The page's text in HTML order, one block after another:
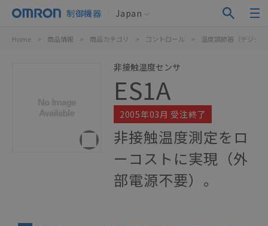
制御機器 Japan
Home > 商品情報 > 商品カテゴリ > コントロール > 温度調節器（デジタ
非接触温度センサ
ES1A
2005年03月 受注終了
非接触温度測定をロ
ーコストに実現（外
部電源不要）。